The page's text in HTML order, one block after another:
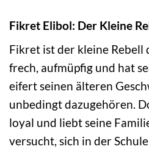
Fikret Elibol: Der Kleine
Fikret ist der kleine Rebell
frech, aufmüpfig und hat
eifert seinen älteren
unbedingt dazugehören.
loyal und liebt seine
versucht, sich in der